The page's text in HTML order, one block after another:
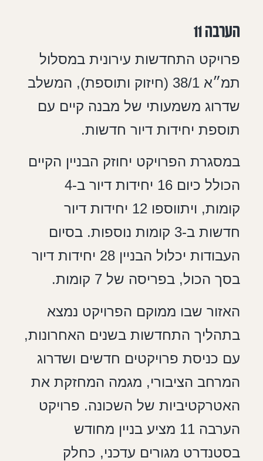
הערבה 11
פרויקט התחדשות עירונית במסלול
תמ״א 38/1 (חיזוק ותוספת), המשלב
שדרוג משמעותי של מבנה קיים עם
תוספת יחידות דיור חדשות.
במסגרת הפרויקט יחוזק הבניין הקיים
הכולל כיום 16 יחידות דיור ב-4
קומות, ויתווספו 12 יחידות דיור
חדשות ב-3 קומות נוספות. בסיום
העבודות יכלול הבניין 28 יחידות דיור
בסך הכול, בפריסה של 7 קומות.
האזור שבו ממוקם הפרויקט נמצא
בתהליך התחדשות בשנים האחרונות,
עם כניסת פרויקטים חדשים ושדרוג
המרחב הציבורי, מגמה המחזקת את
האטרקטיביות של השכונה. פרויקט
הערבה 11 מציע בניין מחודש
בסטנדרט מגורים עדכני, כחלק